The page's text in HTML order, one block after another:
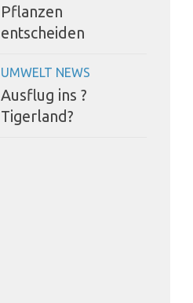
Pflanzen
entscheiden
UMWELT NEWS
Ausflug ins ?
Tigerland?